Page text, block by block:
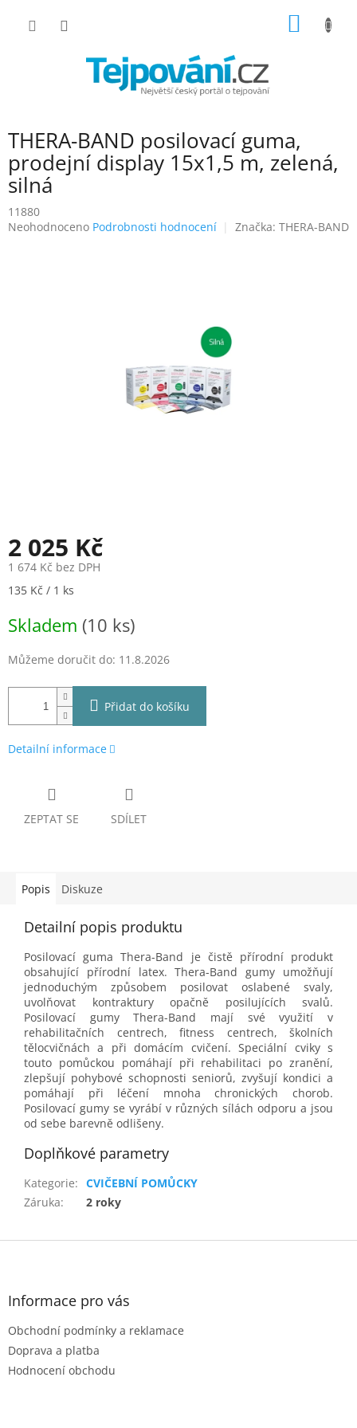
THERA-BAND posilovací guma,
prodejní display 15x1,5 m, zelená,
silná
11880
Průměrné
Neohodnoceno Podrobnosti hodnocení Značka: THERA-BAND
2 025 Kč
1 674 Kč bez DPH
Měrná
135 Kč / 1 ks
Skladem (10 ks)
Můžeme doručit do: 11.8.2026
Přidat do košíku
Detailní informace
ZEPTAT SE SDÍLET
Popis Diskuze
Detailní popis produktu
Posilovací guma Thera-Band je čistě přírodní produkt
obsahující přírodní latex. Thera-Band gumy umožňují
jednoduchým způsobem posilovat oslabené svaly,
uvolňovat kontraktury opačně posilujících svalů.
Posilovací gumy Thera-Band mají své využití v
rehabilitačních centrech, fitness centrech, školních
tělocvičnách a při domácím cvičení. Speciální cviky s
touto pomůckou pomáhají při rehabilitaci po zranění,
zlepšují pohybové schopnosti seniorů, zvyšují kondici a
pomáhají při léčení mnoha chronických chorob.
Posilovací gumy se vyrábí v různých sílách odporu a jsou
od sebe barevně odlišeny.
Doplňkové parametry
Kategorie: CVIČEBNÍ POMŮCKY
Záruka: 2 roky
Z
Informace pro vás
Obchodní podmínky a reklamace
Doprava a platba
Hodnocení obchodu